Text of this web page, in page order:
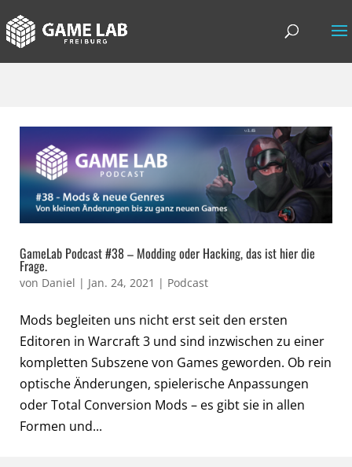
GameLab Podcast #38 – Modding oder Hacking, das ist hier die
Frage.
von Daniel | Jan. 24, 2021 | Podcast
Mods begleiten uns nicht erst seit den ersten
Editoren in Warcraft 3 und sind inzwischen zu einer
kompletten Subszene von Games geworden. Ob rein
optische Änderungen, spielerische Anpassungen
oder Total Conversion Mods – es gibt sie in allen
Formen und...